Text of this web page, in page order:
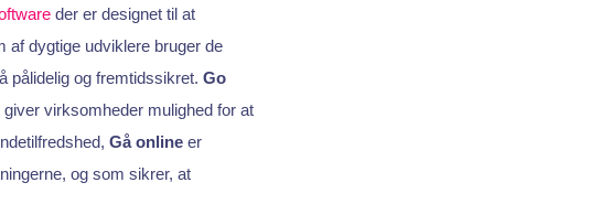
der er designet til at
af dygtige udviklere bruger de
pålidelig og fremtidssikret. Go
giver virksomheder mulighed for at
Gå onlineer
og som sikrer, at